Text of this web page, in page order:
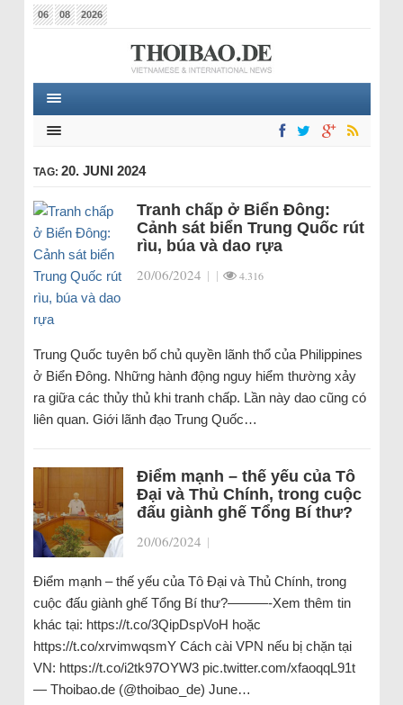
06 08 2026
TAG: 20. JUNI 2024
Tranh chấp ở Biển Đông:
Cảnh sát biển Trung Quốc rút
rìu, búa và dao rựa
20/06/2024 | | 4.316
Trung Quốc tuyên bố chủ quyền lãnh thổ của Philippines
ở Biển Đông. Những hành động nguy hiểm thường xảy
ra giữa các thủy thủ khi tranh chấp. Lần này dao cũng có
liên quan. Giới lãnh đạo Trung Quốc…
Điểm mạnh – thế yếu của Tô
Đại và Thủ Chính, trong cuộc
đấu giành ghế Tổng Bí thư?
20/06/2024 |
Điểm mạnh – thế yếu của Tô Đại và Thủ Chính, trong
cuộc đấu giành ghế Tổng Bí thư?———-Xem thêm tin
khác tại: https://t.co/3QipDspVoH hoặc
https://t.co/xrvimwqsmY Cách cài VPN nếu bị chặn tại
VN: https://t.co/i2tk97OYW3 pic.twitter.com/xfaoqqL91t
— Thoibao.de (@thoibao_de) June…